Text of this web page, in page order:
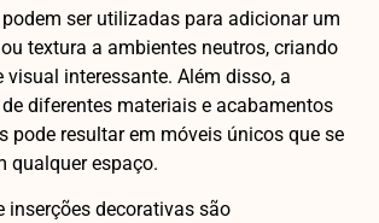
ser utilizadas para adicionar um
textura a ambientes neutros, criando
visual interessante. Além disso, a
diferentes materiais e acabamentos
pode resultar em móveis únicos que se
qualquer espaço.
inserções decorativas são